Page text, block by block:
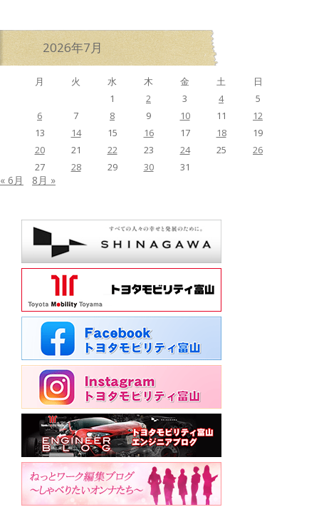
2026年7月
月 火 水 木 金 土
日
1
2 3 4
5
6
7 8 9 10 11
12
13
14 15 16 17 18
19
20
21 22 23 24 25
26
27
28 29 30 31
« 6月 8月 »